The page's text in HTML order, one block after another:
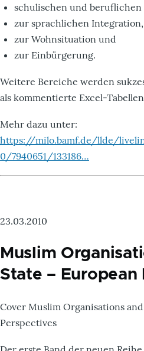
schulischen und beruflichen
zur sprachlichen Integration,
zur Wohnsituation und
zur Einbürgerung.
Weitere Bereiche werden
als kommentierte Excel-
Mehr dazu unter:
https://milo.bamf.de/llde/
0/7940651/133186…
23.03.2010
Muslim
State – European
Cover Muslim Organisations
Perspectives